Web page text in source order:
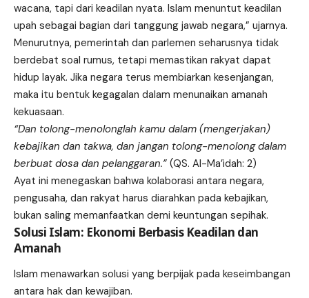
wacana, tapi dari keadilan nyata. Islam menuntut keadilan
upah sebagai bagian dari tanggung jawab negara,” ujarnya.
Menurutnya, pemerintah dan parlemen seharusnya tidak
berdebat soal rumus, tetapi memastikan rakyat dapat
hidup layak. Jika negara terus membiarkan kesenjangan,
maka itu bentuk kegagalan dalam menunaikan amanah
kekuasaan.
“Dan tolong-menolonglah kamu dalam (mengerjakan)
kebajikan dan takwa, dan jangan tolong-menolong dalam
berbuat dosa dan pelanggaran.” (QS. Al-Ma’idah: 2)
Ayat ini menegaskan bahwa kolaborasi antara negara,
pengusaha, dan rakyat harus diarahkan pada kebajikan,
bukan saling memanfaatkan demi keuntungan sepihak.
Solusi Islam: Ekonomi Berbasis Keadilan dan
Amanah
Islam menawarkan solusi yang berpijak pada keseimbangan
antara hak dan kewajiban.